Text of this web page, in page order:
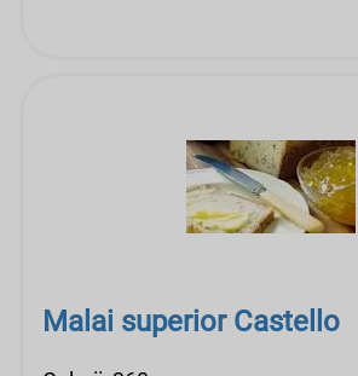
Malai superior Castello